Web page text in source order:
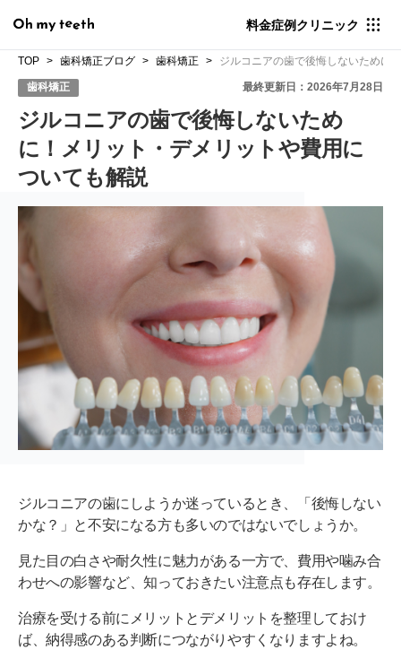
料金症例クリニック
TOP 歯科矯正ブログ 歯科矯正 ジルコニアの歯で後悔しないために
歯科矯正 最終更新日：2026年7月28日
ジルコニアの歯で後悔しないため
に！メリット・デメリットや費用に
ついても解説
ジルコニアの歯にしようか迷っているとき、「後悔しない
かな？」と不安になる方も多いのではないでしょうか。
見た目の白さや耐久性に魅力がある一方で、費用や噛み合
わせへの影響など、知っておきたい注意点も存在します。
治療を受ける前にメリットとデメリットを整理しておけ
ば、納得感のある判断につながりやすくなりますよね。